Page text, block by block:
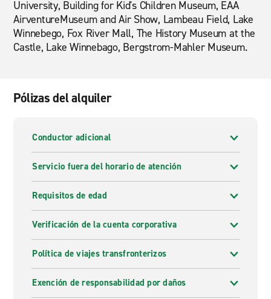
University, Building for Kid's Children Museum, EAA
AirventureMuseum and Air Show, Lambeau Field, Lake
Winnebego, Fox River Mall, The History Museum at the
Castle, Lake Winnebago, Bergstrom-Mahler Museum.
Pólizas del alquiler
Conductor adicional
Servicio fuera del horario de atención
Requisitos de edad
Verificación de la cuenta corporativa
Política de viajes transfronterizos
Exención de responsabilidad por daños